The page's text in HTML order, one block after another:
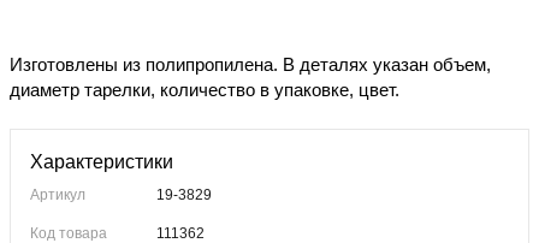
Изготовлены из полипропилена. В деталях указан объем,
диаметр тарелки, количество в упаковке, цвет.
Характеристики
Артикул 19-3829
Код товара 111362